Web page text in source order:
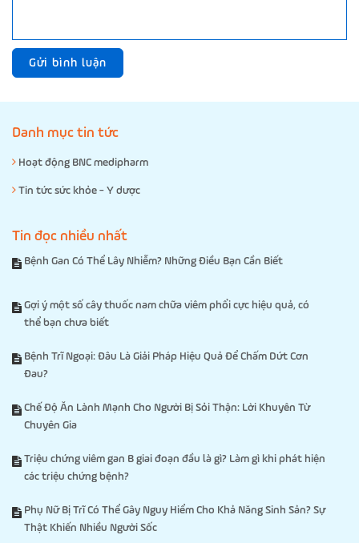
Gửi bình luận
Danh mục tin tức
Hoạt động BNC medipharm
Tin tức sức khỏe - Y dược
Tin đọc nhiều nhất
Bệnh Gan Có Thể Lây Nhiễm? Những Điều Bạn Cần Biết
Gợi ý một số cây thuốc nam chữa viêm phổi cực hiệu quả, có
thể bạn chưa biết
Bệnh Trĩ Ngoại: Đâu Là Giải Pháp Hiệu Quả Để Chấm Dứt Cơn
Đau?
Chế Độ Ăn Lành Mạnh Cho Người Bị Sỏi Thận: Lời Khuyên Từ
Chuyên Gia
Triệu chứng viêm gan B giai đoạn đầu là gì? Làm gì khi phát hiện
các triệu chứng bệnh?
Phụ Nữ Bị Trĩ Có Thể Gây Nguy Hiểm Cho Khả Năng Sinh Sản? Sự
Thật Khiến Nhiều Người Sốc